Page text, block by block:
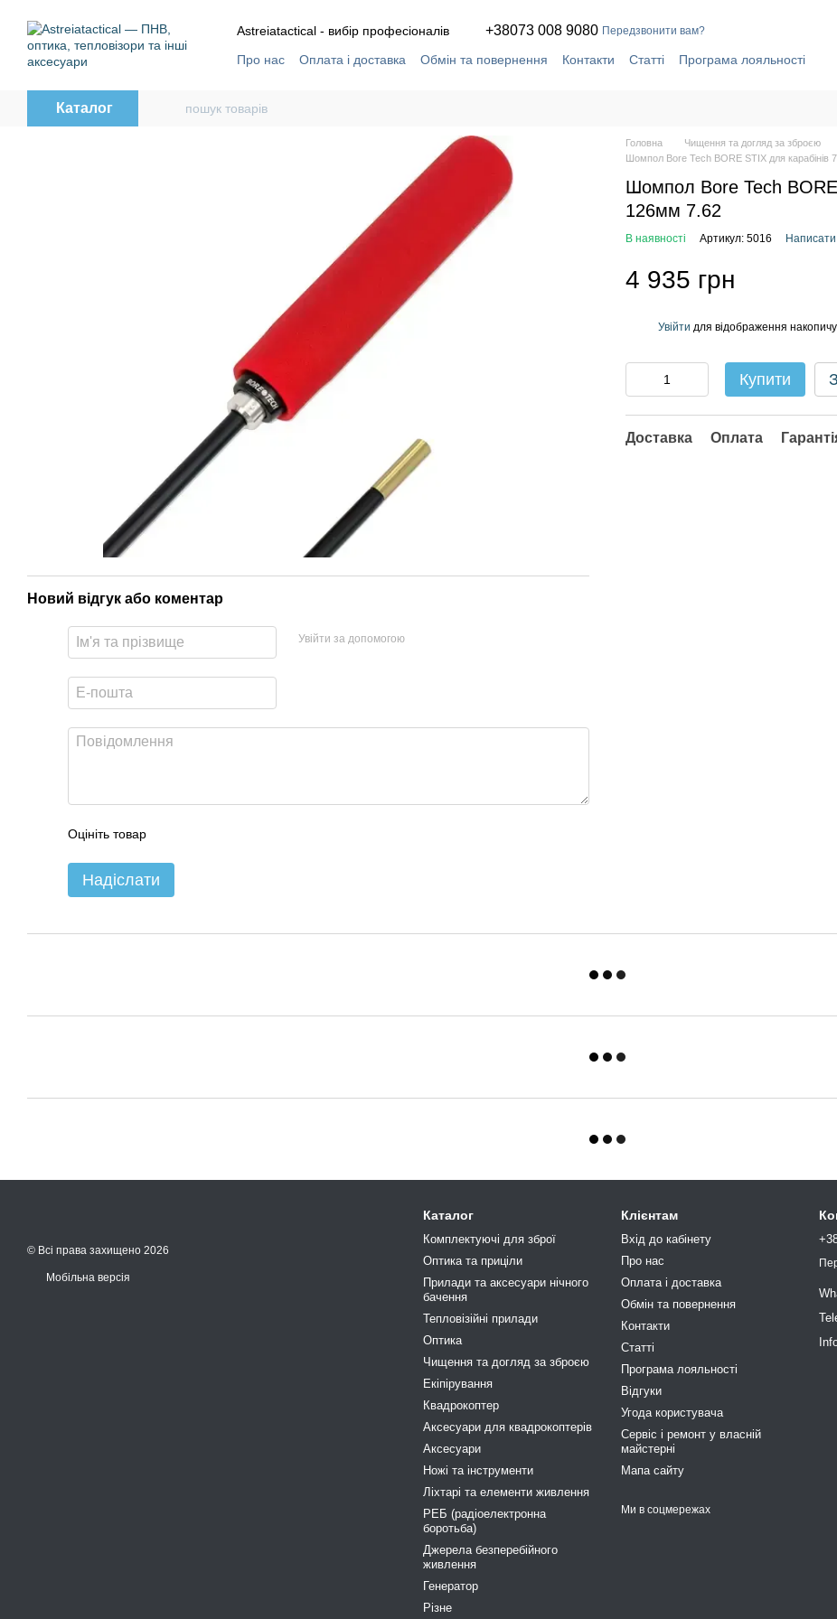
Astreiatactical - вибір професіоналів
+38073 008 9080 Передзвонити вам?
Про нас Оплата і доставка Обмін та повернення Контакти Статті
Програма лояльності
Каталог
Новий відгук або коментар
Увійти за допомогою
Оцініть товар
Надіслати
Головна Чищення та догляд за зброєю
Шомпол Bore Tech BORE STIX для
Шомпол Bore Tech
126мм 7.62
В наявності Артикул: 5016 Написати
4 935 грн
Увійти для відображення
Купити
Доставка Оплата
© Всі права захищено 2026
Мобільна версія
Каталог
Комплектуючі для зброї
Оптика та приціли
Прилади та аксесуари нічного
бачення
Тепловізійні прилади
Оптика
Чищення та догляд за зброєю
Екіпірування
Квадрокоптер
Аксесуари для квадрокоптерів
Аксесуари
Ножі та інструменти
Ліхтарі та елементи живлення
РЕБ (радіоелектронна
боротьба)
Джерела безперебійного
живлення
Генератор
Різне
Клієнтам
Вхід до кабінету
Про нас
Оплата і доставка
Обмін та повернення
Контакти
Статті
Програма лояльності
Відгуки
Угода користувача
Сервіс і ремонт у власній
майстерні
Мапа сайту
Ми в соцмережах